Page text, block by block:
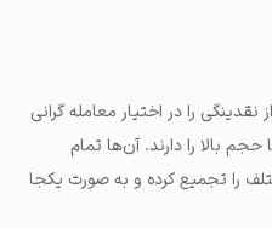
را در اختیار معامله گرانی
بالا را دارند. آن‌ها تمام
را تجمیع کرده و به صورت یکجا